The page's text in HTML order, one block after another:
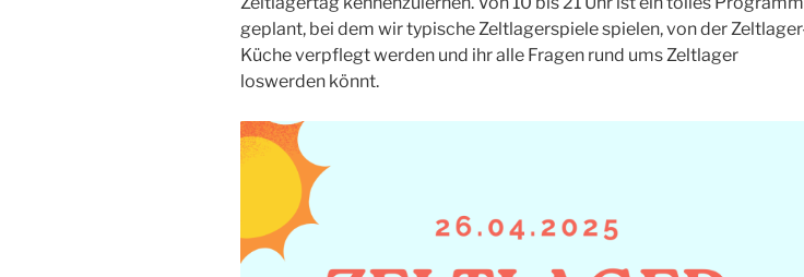
geplant, bei dem wir typische Zeltlagerspiele spielen, von der
Küche verpflegt werden und ihr alle Fragen rund ums Zeltlager
loswerden könnt.